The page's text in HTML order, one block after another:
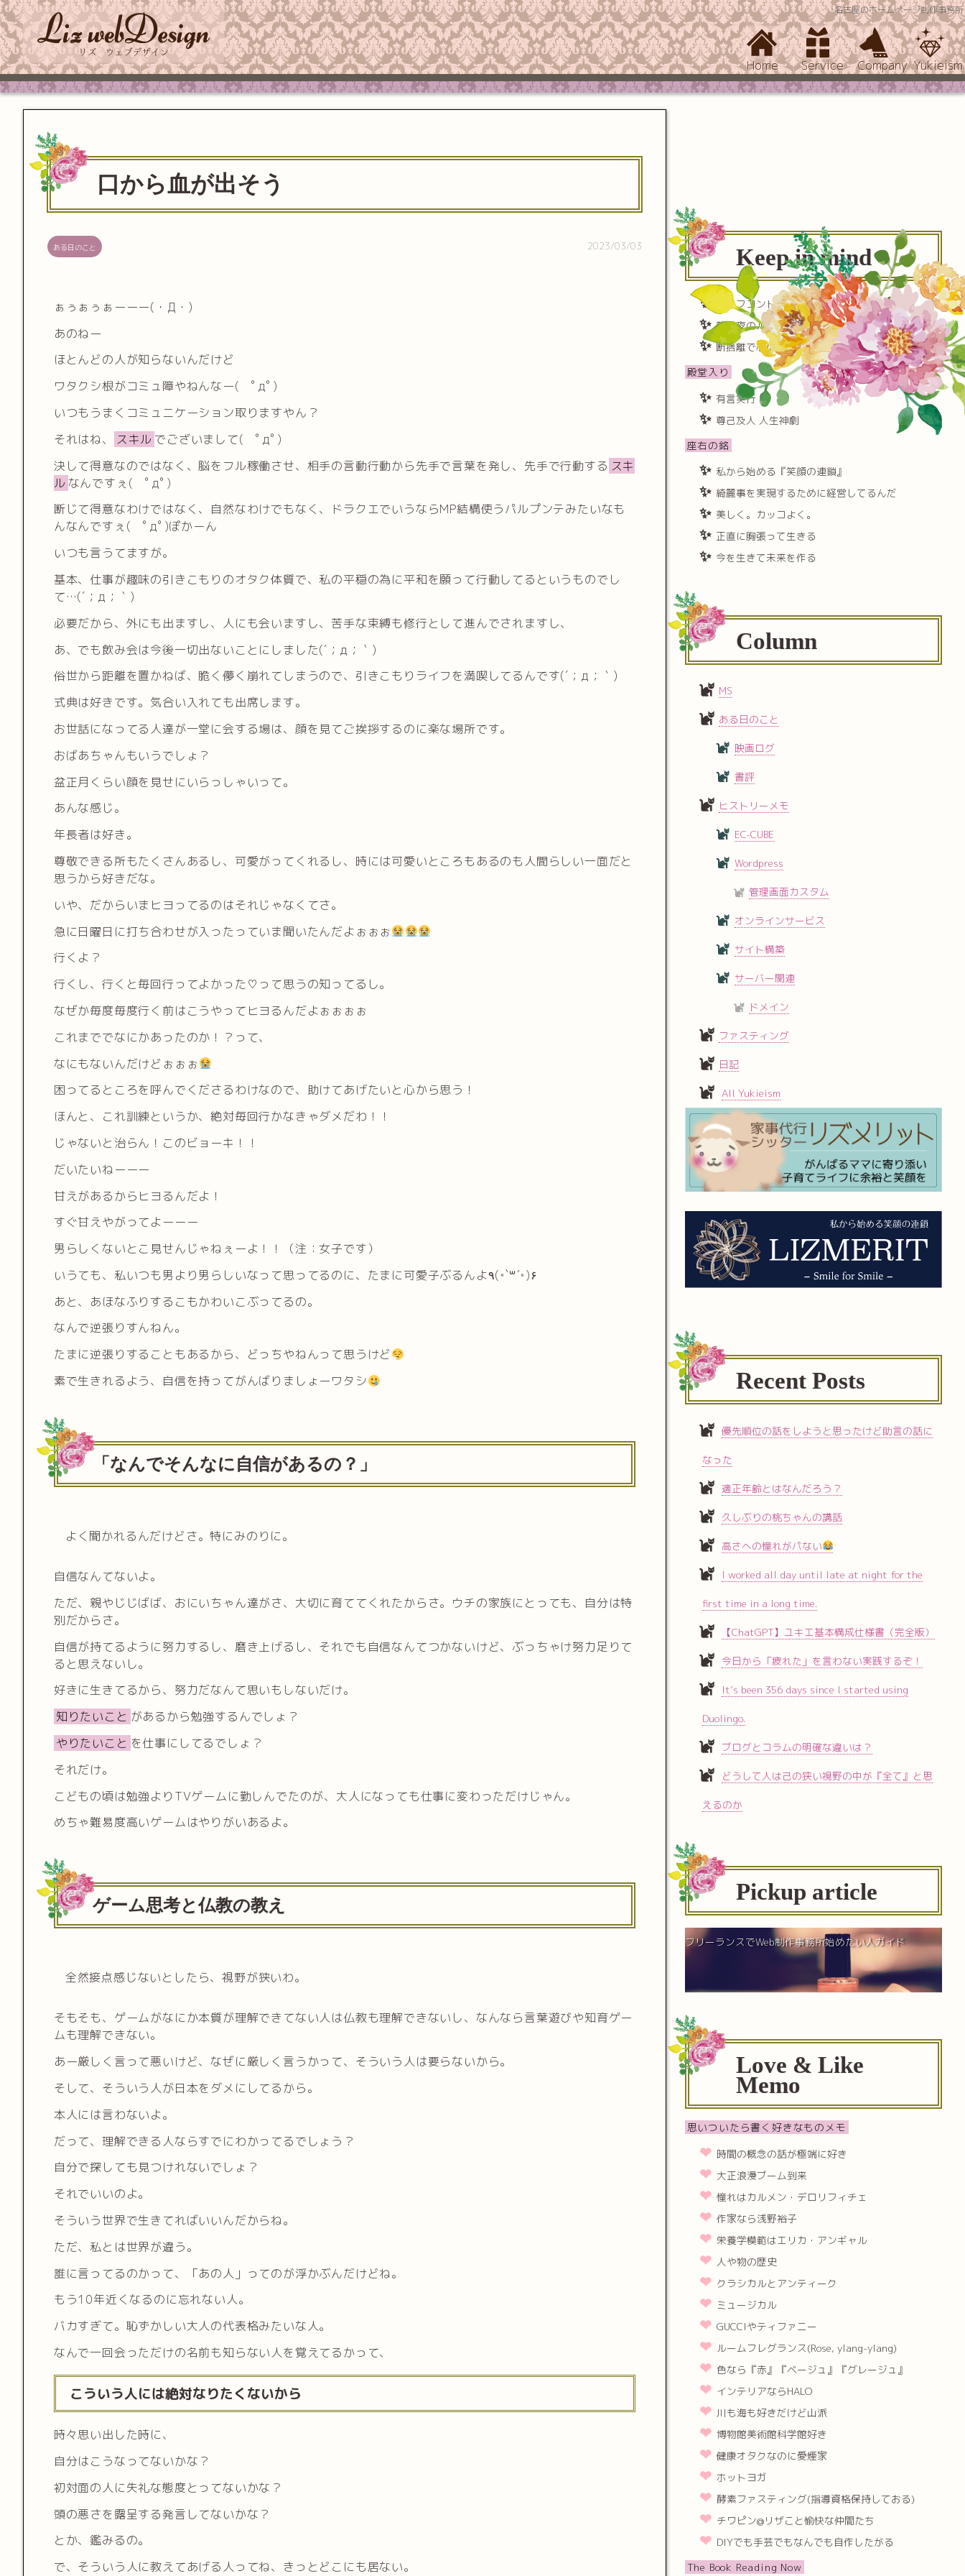
名古屋のホームページ制作事務所
Home Service Company Yukieism
口から血が出そう
ある日のこと 2023/03/03
ぁぅぁぅぁーーー(・Д・)
あのねー
ほとんどの人が知らないんだけど
ワタクシ根がコミュ障やねんなー( ﾟдﾟ)
いつもうまくコミュニケーション取りますやん？
それはね、
スキル でございまして( ﾟдﾟ)
決して得意なのではなく、脳をフル稼働させ、相手の言動行動から先手で言葉を発し、先手で行動する スキ
ル なんですぇ( ﾟдﾟ)
断じて得意なわけではなく、自然なわけでもなく、ドラクエでいうならMP結構使うパルプンテみたいなも
んなんですぇ( ﾟдﾟ)ぽかーん
いつも言うてますが。
基本、仕事が趣味の引きこもりのオタク体質で、私の平穏の為に平和を願って行動してるというものでし
て…(´；д；｀)
必要だから、外にも出ますし、人にも会いますし、苦手な束縛も修行として進んでされますし、
あ、でも飲み会は今後一切出ないことにしました(´；д；｀)
俗世から距離を置かねば、脆く儚く崩れてしまうので、引きこもりライフを満喫してるんです(´；д；｀)
式典は好きです。気合い入れても出席します。
お世話になってる人達が一堂に会する場は、顔を見てご挨拶するのに楽な場所です。
おばあちゃんもいうでしょ？
盆正月くらい顔を見せにいらっしゃいって。
あんな感じ。
年長者は好き。
尊敬できる所もたくさんあるし、可愛がってくれるし、時には可愛いところもあるのも人間らしい一面だと
思うから好きだな。
いや、だからいまヒヨってるのはそれじゃなくてさ。
急に日曜日に打ち合わせが入ったっていま聞いたんだよぉぉぉ
行くよ？
行くし、行くと毎回行ってよかった♡って思うの知ってるし。
なぜか毎度毎度行く前はこうやってヒヨるんだよぉぉぉぉ
これまででなにかあったのか！？って、
なにもないんだけどぉぉぉ
困ってるところを呼んでくださるわけなので、助けてあげたいと心から思う！
ほんと、これ訓練というか、絶対毎回行かなきゃダメだわ！！
じゃないと治らん！このビョーキ！！
だいたいねーーー
甘えがあるからヒヨるんだよ！
すぐ甘えやがってよーーー
男らしくないとこ見せんじゃねぇーよ！！（注：女子です）
いうても、私いつも男より男らしいなって思ってるのに、たまに可愛子ぶるんよ٩(◦`꒳´◦)۶
あと、あほなふりするこもかわいこぶってるの。
なんで逆張りすんねん。
たまに逆張りすることもあるから、どっちやねんって思うけど
素で生きれるよう、自信を持ってがんばりましょーワタシ
「なんでそんなに自信があるの？」
よく聞かれるんだけどさ。特にみのりに。
自信なんてないよ。
ただ、親やじじばば、おにいちゃん達がさ、大切に育ててくれたからさ。ウチの家族にとっても、自分は特
別だからさ。
自信が持てるように努力するし、磨き上げるし、それでも自信なんてつかないけど、ぶっちゃけ努力足りて
ると思えないし。
好きに生きてるから、努力だなんて思いもしないだけ。
知りたいこと があるから勉強するんでしょ？
やりたいこと を仕事にしてるでしょ？
それだけ。
こどもの頃は勉強よりTVゲームに勤しんでたのが、大人になっても仕事に変わっただけじゃん。
めちゃ難易度高いゲームはやりがいあるよ。
ゲーム思考と仏教の教え
全然接点感じないとしたら、視野が狭いわ。
そもそも、ゲームがなにか本質が理解できてない人は仏教も理解できないし、なんなら言葉遊びや知育ゲー
ムも理解できない。
あー厳しく言って悪いけど、なぜに厳しく言うかって、そういう人は要らないから。
そして、そういう人が日本をダメにしてるから。
本人には言わないよ。
だって、理解できる人ならすでにわかってるでしょう？
自分で探しても見つけれないでしょ？
それでいいのよ。
そういう世界で生きてればいいんだからね。
ただ、私とは世界が違う。
誰に言ってるのかって、「あの人」ってのが浮かぶんだけどね。
もう10年近くなるのに忘れない人。
バカすぎて。恥ずかしい大人の代表格みたいな人。
なんで一回会っただけの名前も知らない人を覚えてるかって、
こういう人には絶対なりたくないから
時々思い出した時に、
自分はこうなってないかな？
初対面の人に失礼な態度とってないかな？
頭の悪さを露呈する発言してないかな？
とか、鑑みるの。
で、そういう人に教えてあげる人ってね、きっとどこにも居ない。
Keep in mind
セルフコントロール(自己制御)
朝と夜のルーチンを極める
断捨離で心に隙間をつくる
殿堂入り
有言実行
尊己及人 人生神劇
座右の銘
私から始める『笑顔の連鎖』
綺麗事を実現するために経営してるんだ
美しく。カッコよく。
正直に胸張って生きる
今を生きて未来を作る
Column
MS
ある日のこと
映画ログ
書評
ヒストリーメモ
EC-CUBE
Wordpress
管理画面カスタム
オンラインサービス
サイト構築
サーバー関連
ドメイン
ファスティング
日記
All Yukieism
Recent Posts
優先順位の話をしようと思ったけど助言の話に
なった
適正年齢とはなんだろう？
久しぶりの桃ちゃんの講話
高さへの憧れがパない
I worked all day until late at night for the
first time in a long time.
【ChatGPT】ユキエ基本構成仕様書（完全版）
今日から「疲れた」を言わない実践するぞ！
It’s been 356 days since I started using
Duolingo.
ブログとコラムの明確な違いは？
どうして人は己の狭い視野の中が『全て』と思
えるのか
Pickup article
フリーランスでWeb制作事務所始めたい人ガイド
Love & Like
Memo
思いついたら書く好きなものメモ
時間の概念の話が極端に好き
大正浪漫ブーム到来
憧れはカルメン・デロリフィチェ
作家なら浅野裕子
栄養学模範はエリカ・アンギャル
人や物の歴史
クラシカルとアンティーク
ミュージカル
GUCCIやティファニー
ルームフレグランス(Rose, ylang-ylang)
色なら『赤』『ベージュ』『グレージュ』
インテリアならHALO
川も海も好きだけど山派
博物館美術館科学館好き
健康オタクなのに愛煙家
ホットヨガ
酵素ファスティング(指導資格保持しておる)
チワピン@リザこと愉快な仲間たち
DIYでも手芸でもなんでも自作したがる
The Book Reading Now